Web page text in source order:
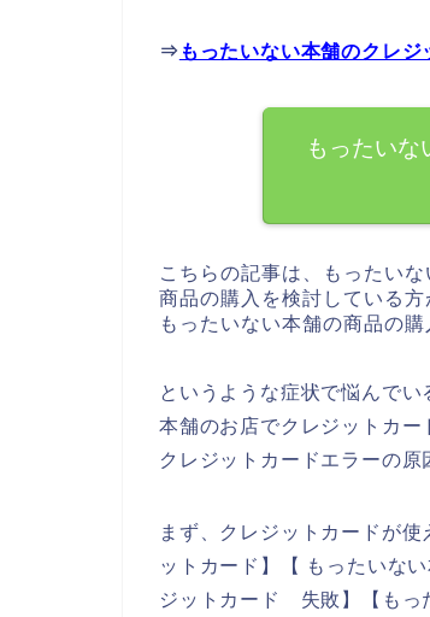
⇒ もったいない本舗のクレ
もったいな
こちらの記事は、もったい
商品の購入を検討している
もったいない本舗の商品の
というような症状で悩んで
本舗のお店でクレジットカ
クレジットカードエラーの原
まず、クレジットカードが
ットカード】【 もったいな
ジットカード 失敗】【もっ